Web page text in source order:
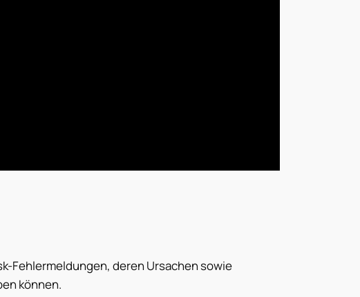
Fehlermeldungen, deren Ursachen sowie
können.